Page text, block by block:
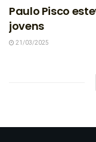
Paulo Pisco
jovens
21/03/2025